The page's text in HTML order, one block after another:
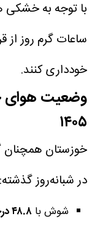
با توجه به خشکی
ساعات گرم روز از
خودداری کنند.
۱۴۰۵
خوزستان همچنان
در شبانه‌روز گذشته:
شوش با ۴۸.۸ درجه